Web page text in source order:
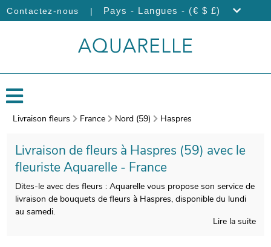
Contactez-nous | Pays - Langues - (€ $ £)
Livraison fleurs France Nord (59) Haspres
Livraison de fleurs à Haspres (59) avec le
fleuriste Aquarelle - France
Dites-le avec des fleurs : Aquarelle vous propose son service de
livraison de bouquets de fleurs à Haspres, disponible du lundi
au samedi.
Lire la suite